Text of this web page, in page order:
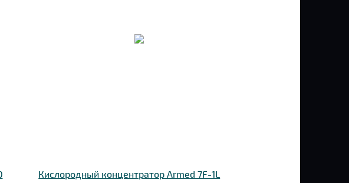
Кислородный концентратор Armed 7F-1L